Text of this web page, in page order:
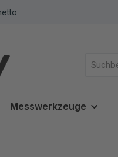
springen
Messwerkzeuge